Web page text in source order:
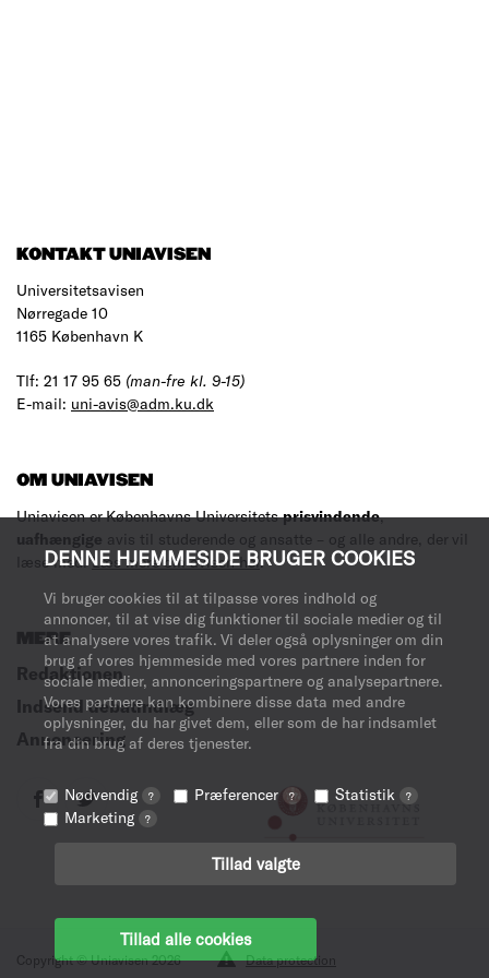
DENNE HJEMMESIDE BRUGER COOKIES
Vi bruger cookies til at tilpasse vores indhold og
annoncer, til at vise dig funktioner til sociale medier og til
at analysere vores trafik. Vi deler også oplysninger om din
brug af vores hjemmeside med vores partnere inden for
sociale medier, annonceringspartnere og analysepartnere.
Vores partnere kan kombinere disse data med andre
oplysninger, du har givet dem, eller som de har indsamlet
fra din brug af deres tjenester.
Nødvendig ? Præferencer ? Statistik ?
Marketing ?
Tillad valgte
Tillad alle cookies
KONTAKT UNIAVISEN
Universitetsavisen
Nørregade 10
1165 København K
Tlf: 21 17 95 65 (man-fre kl. 9-15)
E-mail: uni-avis@adm.ku.dk
OM UNIAVISEN
Uniavisen er Københavns Universitetsprisvindende,
uafhængige avis til studerende og ansatte – og alle andre, der vil
læse med.Læs mere om avisen her.
MERE
Redaktionen
Indsend debatindlæg
Annoncering
Copyright © Uniavisen 2026 Data protection